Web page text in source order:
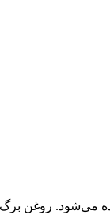
می‌شود. روغن